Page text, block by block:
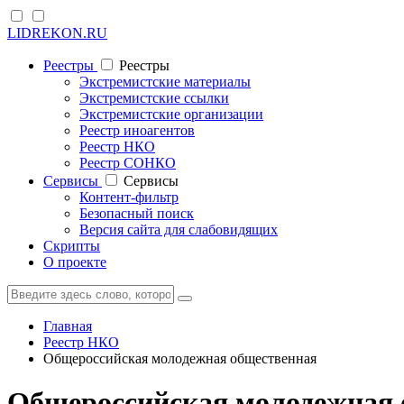
LIDREKON.RU
Реестры
Реестры
Экстремистские материалы
Экстремистские ссылки
Экстремистские организации
Реестр иноагентов
Реестр НКО
Реестр СОНКО
Cервисы
Cервисы
Контент-фильтр
Безопасный поиск
Версия сайта для слабовидящих
Скрипты
О проекте
Главная
Реестр НКО
Общероссийская молодежная общественная